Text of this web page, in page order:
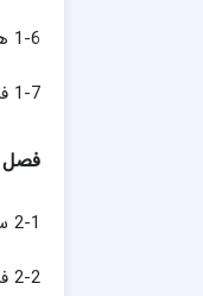
1-6 هزینه‌های تولید سالیانه 7
1-7 فروش سالیانه 7
فصل
2-1 سوابق متقاضی 10
2-2 فرم مشخصات سهامداران 10